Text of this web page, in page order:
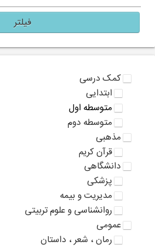
فیلتر
کمک درسی
ابتدایی
متوسطه اول
متوسطه دوم
مذهبی
قرآن کریم
دانشگاهی
پزشکی
مدیریت و بیمه
روانشناسی و علوم تربیتی
عمومی
رمان ، شعر ، داستان